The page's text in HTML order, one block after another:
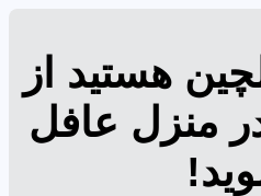
هستید از
منزل عافل